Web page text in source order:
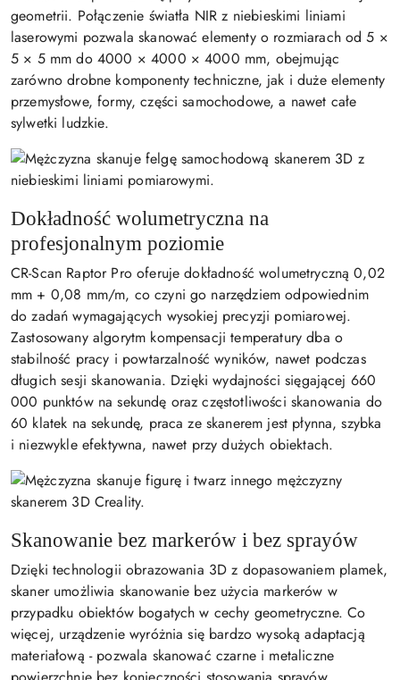
geometrii. Połączenie światła NIR z niebieskimi liniami
laserowymi pozwala skanować elementy o rozmiarach od 5 ×
5 × 5 mm do 4000 × 4000 × 4000 mm, obejmując
zarówno drobne komponenty techniczne, jak i duże elementy
przemysłowe, formy, części samochodowe, a nawet całe
sylwetki ludzkie.
Dokładność wolumetryczna na
profesjonalnym poziomie
CR-Scan Raptor Pro oferuje dokładność wolumetryczną 0,02
mm + 0,08 mm/m, co czyni go narzędziem odpowiednim
do zadań wymagających wysokiej precyzji pomiarowej.
Zastosowany algorytm kompensacji temperatury dba o
stabilność pracy i powtarzalność wyników, nawet podczas
długich sesji skanowania. Dzięki wydajności sięgającej 660
000 punktów na sekundę oraz częstotliwości skanowania do
60 klatek na sekundę, praca ze skanerem jest płynna, szybka
i niezwykle efektywna, nawet przy dużych obiektach.
Skanowanie bez markerów i bez sprayów
Dzięki technologii obrazowania 3D z dopasowaniem plamek,
skaner umożliwia skanowanie bez użycia markerów w
przypadku obiektów bogatych w cechy geometryczne. Co
więcej, urządzenie wyróżnia się bardzo wysoką adaptacją
materiałową - pozwala skanować czarne i metaliczne